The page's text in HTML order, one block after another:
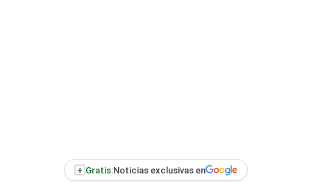
+ Gratis:Noticias exclusivas en